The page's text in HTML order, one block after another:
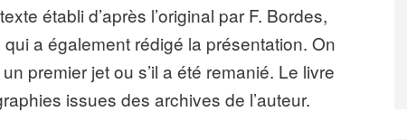
établi d’après l’original par F. Bordes,
a également rédigé la présentation. On
premier jet ou s’il a été remanié. Le livre
issues des archives de l’auteur.